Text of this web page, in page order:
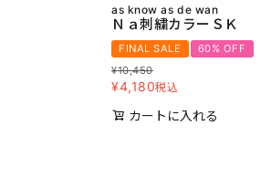
as know as de wan
Ｎａ刺繍カラーＳＫ
FINAL SALE
60% OFF
¥10,450
¥4,180税込
カートに入れる